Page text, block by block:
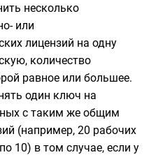
несколько
или
лицензий на одну
количество
равное или большее.
один ключ на
с таким же общим
(например, 20 рабочих
10) в том случае, если у